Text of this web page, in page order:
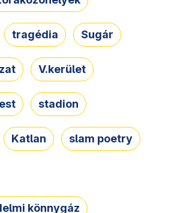
tragédia Sugár
V.kerület
stadion
Katlan slam poetry
könnygáz